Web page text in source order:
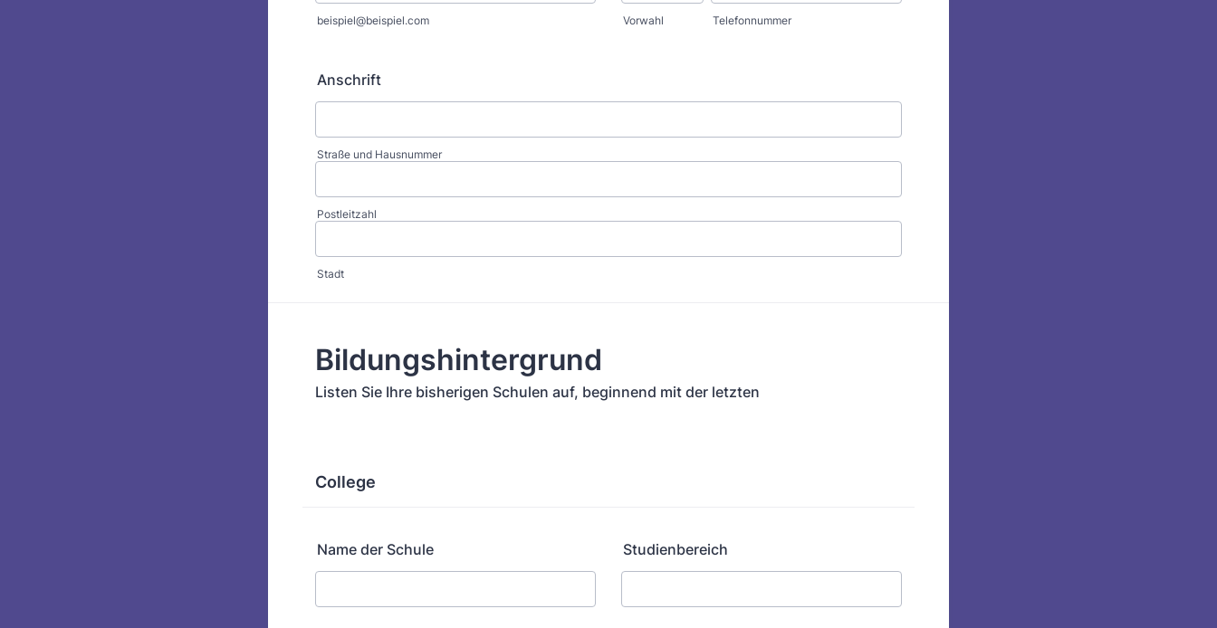
beispiel@beispiel.com Vorwahl Telefonnummer
Anschrift
Straße und Hausnummer
Postleitzahl
Stadt
Bildungshintergrund
Listen Sie Ihre bisherigen Schulen auf, beginnend mit der letzten
College
Name der Schule Studienbereich